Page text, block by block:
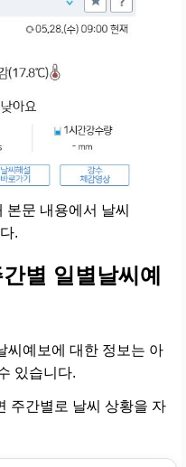
본문 내용에서 날씨
.
별 일별날씨예
씨예보에 대한 정보는 아
있습니다.
주간별로 날씨 상황을 자